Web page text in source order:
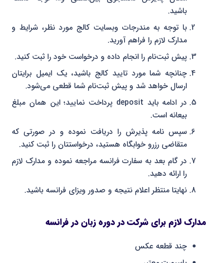
باشید.
با توجه به مندرجات وبسایت کالج مورد نظر، شرایط و
مدارک لازم را فراهم آورید.
پیش ثبت‌نام را انجام داده و درخواست خود را ثبت کنید.
چنانچه شما مورد تایید کالج باشید، یک ایمیل برایتان
ارسال خواهد شد و پیش ثبت‌نام شما قطعی می‌شود.
در ادامه باید deposit پرداخت نمایید؛ این همان مبلغ
بیعانه است.
سپس نامه پذیرش را دریافت نموده و در صورتی که
متقاضی رزرو خوابگاه هستید، درخواستتان را ثبت کنید.
در گام بعد به سفارت فرانسه مراجعه نموده و مدارک لازم
را ارائه دهید.
نهایتا منتظر اعلام نتیجه و صدور ویزای فرانسه باشید.
مدارک لازم برای شرکت در دوره زبان در فرانسه
چند قطعه عکس